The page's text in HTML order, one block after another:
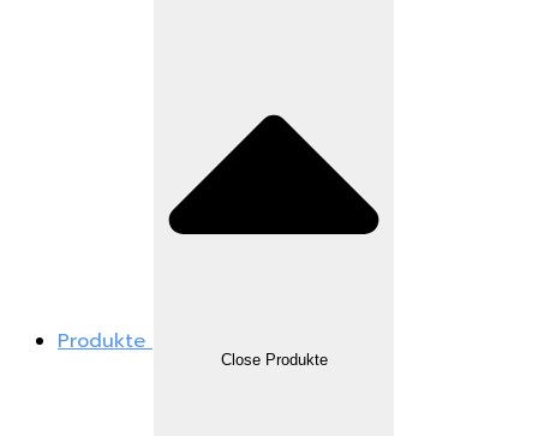
Produkte
Close Produkte